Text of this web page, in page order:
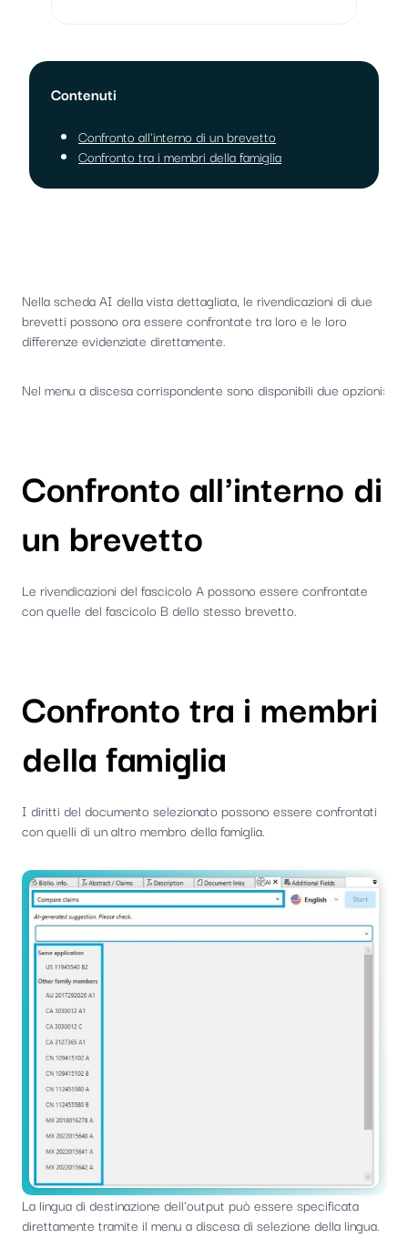
Contenuti
Confronto all'interno di un brevetto
Confronto tra i membri della famiglia
Nella scheda AI della vista dettagliata, le rivendicazioni di due
brevetti possono ora essere confrontate tra loro e le loro
differenze evidenziate direttamente.
Nel menu a discesa corrispondente sono disponibili due opzioni:
Confronto all'interno di
un brevetto
Le rivendicazioni del fascicolo A possono essere confrontate
con quelle del fascicolo B dello stesso brevetto.
Confronto tra i membri
della famiglia
I diritti del documento selezionato possono essere confrontati
con quelli di un altro membro della famiglia.
La lingua di destinazione dell'output può essere specificata
direttamente tramite il menu a discesa di selezione della lingua.